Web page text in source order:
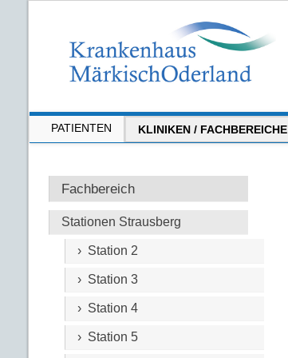
PATIENTEN KLINIKEN / FACHBEREICHE
Fachbereich
Stationen Strausberg
› Station 2
› Station 3
› Station 4
› Station 5